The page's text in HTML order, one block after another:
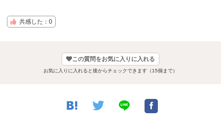
共感した：0
この質問をお気に入りに入れる
お気に入りに入れると後からチェックできます（15個まで）